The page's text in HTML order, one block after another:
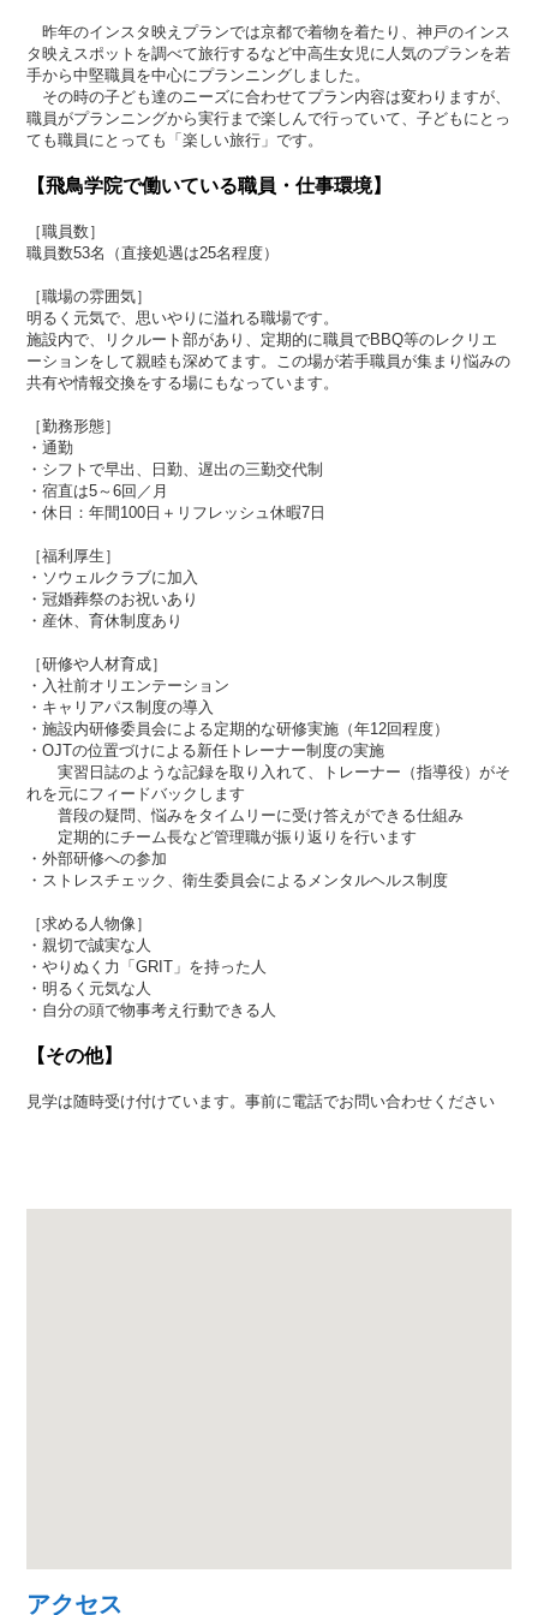
昨年のインスタ映えプランでは京都で着物を着たり、神戸のインス
タ映えスポットを調べて旅行するなど中高生女児に人気のプランを若
手から中堅職員を中心にプランニングしました。
その時の子ども達のニーズに合わせてプラン内容は変わりますが、
職員がプランニングから実行まで楽しんで行っていて、子どもにとっ
ても職員にとっても「楽しい旅行」です。
【飛鳥学院で働いている職員・仕事環境】
［職員数］
職員数53名（直接処遇は25名程度）
［職場の雰囲気］
明るく元気で、思いやりに溢れる職場です。
施設内で、リクルート部があり、定期的に職員でBBQ等のレクリエ
ーションをして親睦も深めてます。この場が若手職員が集まり悩みの
共有や情報交換をする場にもなっています。
［勤務形態］
・通勤
・シフトで早出、日勤、遅出の三勤交代制
・宿直は5～6回／月
・休日：年間100日＋リフレッシュ休暇7日
［福利厚生］
・ソウェルクラブに加入
・冠婚葬祭のお祝いあり
・産休、育休制度あり
［研修や人材育成］
・入社前オリエンテーション
・キャリアパス制度の導入
・施設内研修委員会による定期的な研修実施（年12回程度）
・OJTの位置づけによる新任トレーナー制度の実施
実習日誌のような記録を取り入れて、トレーナー（指導役）がそ
れを元にフィードバックします
普段の疑問、悩みをタイムリーに受け答えができる仕組み
定期的にチーム長など管理職が振り返りを行います
・外部研修への参加
・ストレスチェック、衛生委員会によるメンタルヘルス制度
［求める人物像］
・親切で誠実な人
・やりぬく力「GRIT」を持った人
・明るく元気な人
・自分の頭で物事考え行動できる人
【その他】
見学は随時受け付けています。事前に電話でお問い合わせください
アクセス